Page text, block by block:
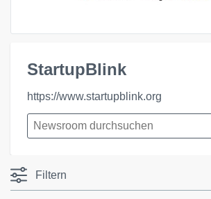
StartupBlink
https://www.startupblink.org
Filtern